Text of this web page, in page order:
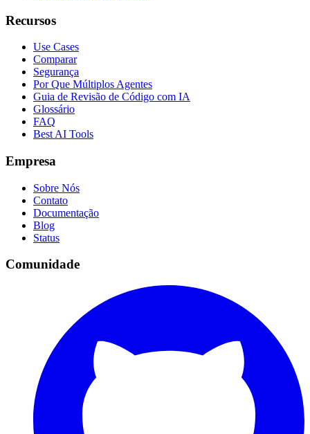
Recursos
Use Cases
Comparar
Segurança
Por Que Múltiplos Agentes
Guia de Revisão de Código com IA
Glossário
FAQ
Best AI Tools
Empresa
Sobre Nós
Contato
Documentação
Blog
Status
Comunidade